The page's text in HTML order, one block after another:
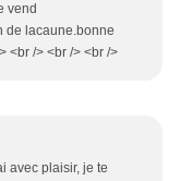
vend
de lacaune.bonne
<br /> <br /> <br />
avec plaisir, je te